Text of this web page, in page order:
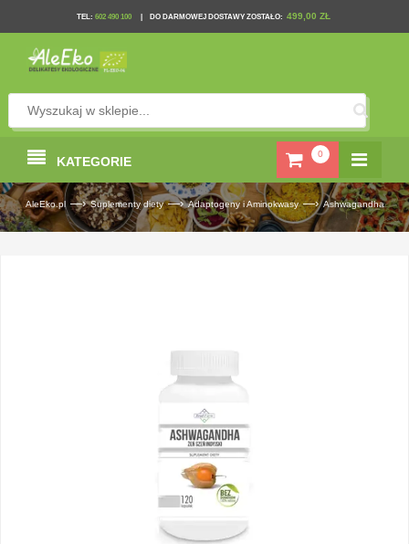
TEL: 602 490 100 DO DARMOWEJ DOSTAWY ZOSTAŁO: 499,00 ZŁ
0
KATEGORIE
AleEko.pl —› Suplementy diety —› Adaptogeny i Aminokwasy —› Ashwagandha